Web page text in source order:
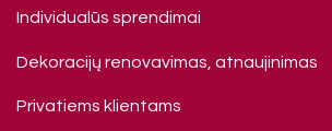
Individualūs sprendimai
Dekoracijų renovavimas, atnaujinimas
Privatiems klienta​ms